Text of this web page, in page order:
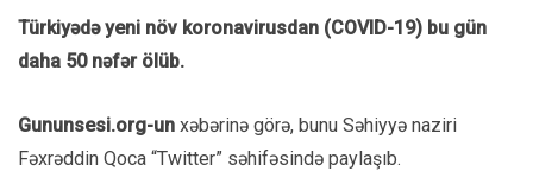
Türkiyədə yeni növ koronavirusdan (COVID-19) bu gün
daha 50 nəfər ölüb.
Gununsesi.org-un xəbərinə görə, bunu Səhiyyə naziri
Fəxrəddin Qoca “Twitter” səhifəsində paylaşıb.